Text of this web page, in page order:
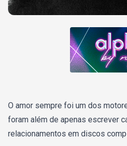
O amor sempre foi um dos
foram além de apenas escrever
relacionamentos em discos